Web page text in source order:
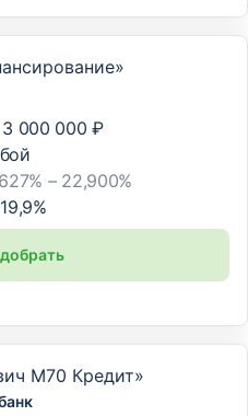
3 000 000 ₽
– 22,900%
19,9%
М70 Кредит»